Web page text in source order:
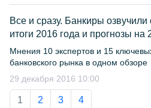
Все и сразу. Банкиры
итоги 2016 года и прогнозы на
Мнения 10 экспертов и 15
банковского рынка в одном обзоре
29 декабря 2016 10:00
1 2 3 4